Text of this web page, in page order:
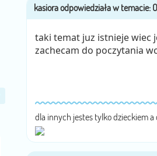
taki temat juz istnieje wiec
zachecam do poczytania
dla innych jestes tylko dzieckiem